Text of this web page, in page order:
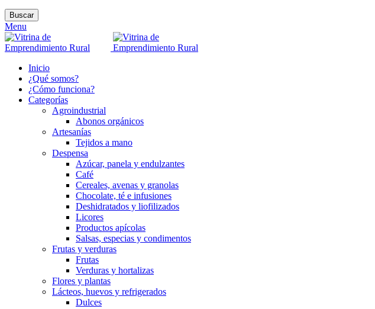
Buscar
Menu
Inicio
¿Qué somos?
¿Cómo funciona?
Categorías
Agroindustrial
Abonos orgánicos
Artesanías
Tejidos a mano
Despensa
Azúcar, panela y endulzantes
Café
Cereales, avenas y granolas
Chocolate, té e infusiones
Deshidratados y liofilizados
Licores
Productos apícolas
Salsas, especias y condimentos
Frutas y verduras
Frutas
Verduras y hortalizas
Flores y plantas
Lácteos, huevos y refrigerados
Dulces